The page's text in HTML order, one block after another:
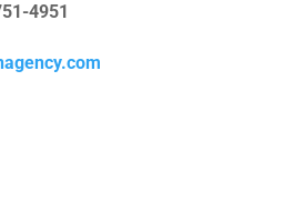
4951